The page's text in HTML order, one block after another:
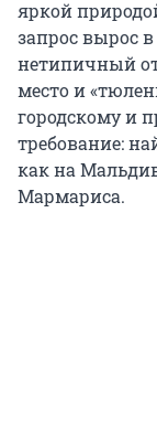
яркой
запрос вырос
нетипичный
место и
городскому и
требование:
как на
Мармариса.